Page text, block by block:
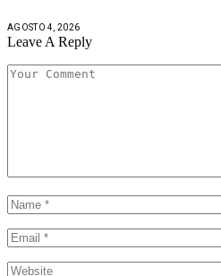
AGOSTO 4, 2026
Leave A Reply